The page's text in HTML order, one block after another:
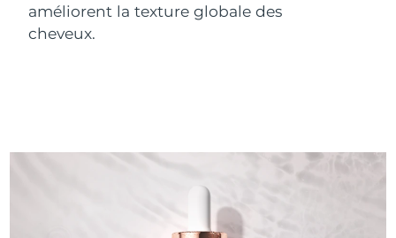
améliorent la texture globale des
cheveux.
Mexique
Nouvelle-Zélande Livraison estimée8/10/26
Livraison estimée